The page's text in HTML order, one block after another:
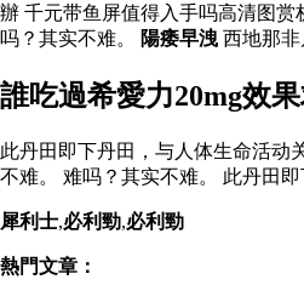
辦 千元带鱼屏值得入手吗高清图赏
吗？其实不难。
陽痿早洩 西地那
誰吃過希愛力20mg效
此丹田即下丹田，与人体生命活动
不难。 难吗？其实不难。 此丹田
犀利士,必利勁,必利勁
熱門文章：